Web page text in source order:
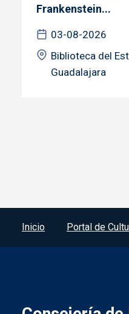
Frankenstein...
03-08-2026
Biblioteca del
Guadalajara
Menú del pie
Inicio Portal de